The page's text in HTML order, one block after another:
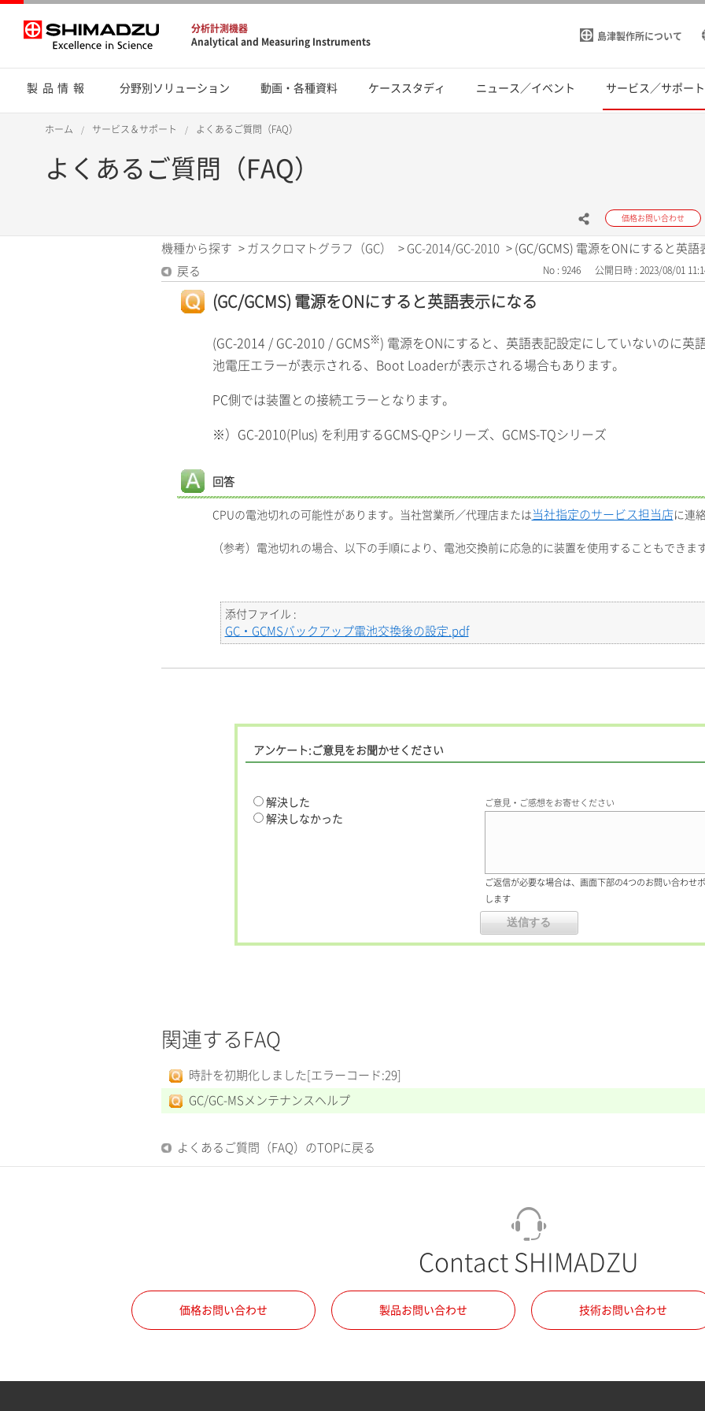
分析計測機器
Analytical and Measuring Instruments
島津製作所について
製品情報 分野別ソリューション 動画・各種資料 ケーススタディ ニュース／イベント サービス／サポート
ホーム サービス＆サポート よくあるご質問（FAQ）
よくあるご質問（FAQ）
価格お問い合わせ
機種から探す > ガスクロマトグラフ（GC） > GC-2014/GC-2010 > (GC/GCMS) 電源をONにすると英語
戻る
No : 9246 公開日時 : 2023/08/01
(GC/GCMS) 電源をONにすると英語表示になる
(GC-2014 / GC-2010 / GCMS※) 電源をONにすると、英語表記設定にしていないのに英
池電圧エラーが表示される、Boot Loaderが表示される場合もあります。
PC側では装置との接続エラーとなります。
※）GC-2010(Plus) を利用するGCMS-QPシリーズ、GCMS-TQシリーズ
回答
CPUの電池切れの可能性があります。当社営業所／代理店または 当社指定のサービス担当店に連
（参考）電池切れの場合、以下の手順により、電池交換前に応急的に装置を使用することもできます
添付ファイル :
GC・GCMSバックアップ電池交換後の設定.pdf
アンケート:ご意見をお聞かせください
解決した
解決しなかった
ご意見・ご感想をお寄せください
ご返信が必要な場合は、画面下部の4つのお問い合わせ
します
関連するFAQ
時計を初期化しました[エラーコード:29]
GC/GC-MSメンテナンスヘルプ
よくあるご質問（FAQ）のTOPに戻る
Contact SHIMADZU
価格お問い合わせ 製品お問い合わせ 技術お問い合わせ